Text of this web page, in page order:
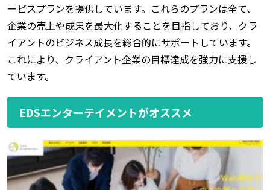
ービスプランを提供しています。これらのプランは全て、
企業の売上や成果を最大化することを目指しており、クラ
イアントのビジネス成長を総合的にサポートしています。
これにより、クライアント企業の目標達成を強力に支援し
ています。
EDSエンターテイメントがオススメ